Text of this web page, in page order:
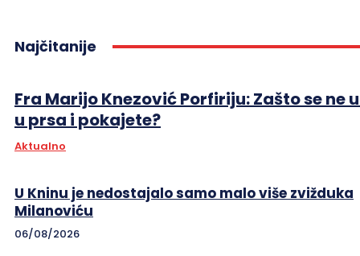
Najčitanije
Fra Marijo Knezović Porfiriju: Zašto se ne
u prsa i pokajete?
Aktualno
U Kninu je nedostajalo samo malo više zvižduka
Milanoviću
06/08/2026